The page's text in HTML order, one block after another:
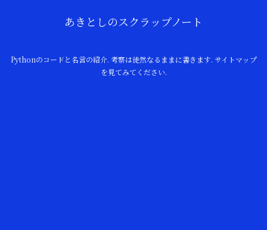
あきとしのスクラップノート
Pythonのコードと名言の紹介. 考察は徒然なるままに書きます. サイトマップ
を見てみてください.